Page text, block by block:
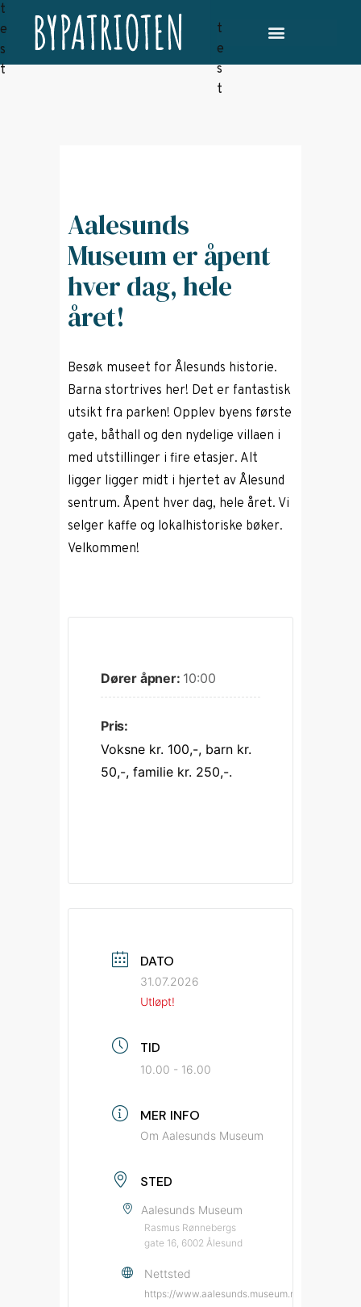
Aalesunds
Museum er åpent
hver dag, hele
året!
Besøk museet for Ålesunds historie.
Barna stortrives her! Det er fantastisk
utsikt fra parken! Opplev byens første
gate, båthall og den nydelige villaen i
med utstillinger i fire etasjer. Alt
ligger ligger midt i hjertet av Ålesund
sentrum. Åpent hver dag, hele året. Vi
selger kaffe og lokalhistoriske bøker.
Velkommen!
Dører åpner: 10:00
Pris:
Voksne kr. 100,-, barn kr.
50,-, familie kr. 250,-.
DATO
31.07.2026
Utløpt!
TID
10.00 - 16.00
MER INFO
Om Aalesunds Museum
STED
Aalesunds Museum
Rasmus Rønnebergs
gate 16, 6002 Ålesund
Nettsted
https://www.aalesunds.museum.no/